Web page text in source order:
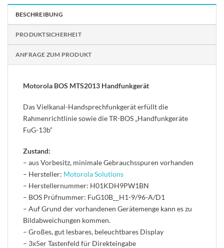
BESCHREIBUNG
PRODUKTSICHERHEIT
ANFRAGE ZUM PRODUKT
Motorola BOS MTS2013 Handfunkgerät
Das Vielkanal-Handsprechfunkgerät erfüllt die
Rahmenrichtlinie sowie die TR-BOS „Handfunkgeräte
FuG-13b“
Zustand:
– aus Vorbesitz, minimale Gebrauchsspuren vorhanden
– Hersteller: Motorola Solutions
– Herstellernummer: H01KDH9PW1BN
– BOS Prüfnummer: FuG10B__H1-9/96-A/D1
– Auf Grund der vorhandenen Gerätemenge kann es zu
Bildabweichungen kommen.
– Großes, gut lesbares, beleuchtbares Display
– 3x5er Tastenfeld für Direkteingabe